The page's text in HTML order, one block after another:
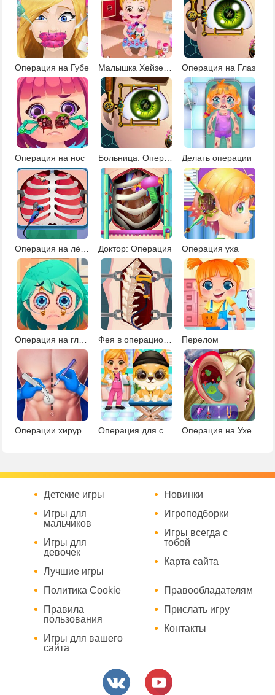
Операция на Губе Малышка Хейзел на операции Операция на Глаз
Операция на нос Больница: Операция на глаз Делать операции
Операция на лёгких Доктор: Операция Операция уха
Операция на глаза Фея в операционной Перелом
Операции хирургия Операция для собаки Операция на Ухе
Детские игры
Игры для
мальчиков
Игры для
девочек
Лучшие игры
Новинки
Игроподборки
Игры всегда с
тобой
Карта сайта
Политика Cookie
Правила
пользования
Игры для вашего
сайта
Правообладателям
Прислать игру
Контакты